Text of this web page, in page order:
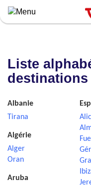
Skip
to
Liste
destinations
Albanie
Tirana
Algérie
Alger
Oran
Aruba